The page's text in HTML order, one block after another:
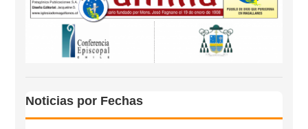
Noticias por Fechas